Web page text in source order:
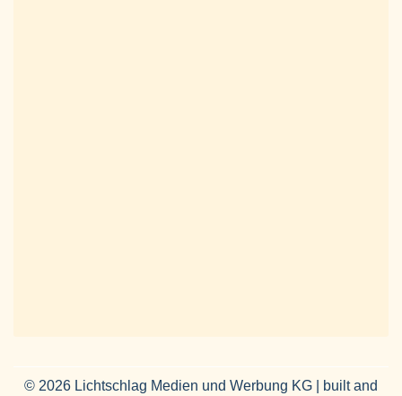
© 2026 Lichtschlag Medien und Werbung KG | built and